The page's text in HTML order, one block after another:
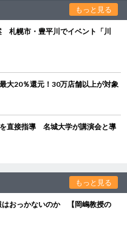
もっと見る
札幌市・豊平川でイベント「川
大20％還元！30万店舗以上が対象
直接指導 名城大学が講演会と導
もっと見る
はおっかないのか 【岡嶋教授の